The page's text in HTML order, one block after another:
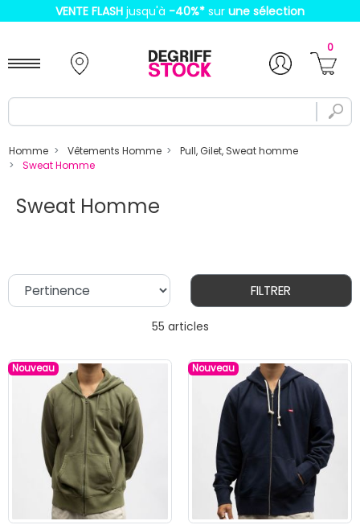
VENTE FLASH jusqu'à -40%* sur une sélection
0
Homme Vêtements Homme
Pull, Gilet, Sweat homme
Sweat Homme
Sweat Homme
55 articles
FILTRER
Nouveau Nouveau